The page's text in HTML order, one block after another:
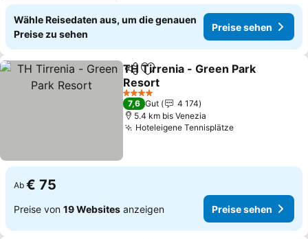
Wähle Reisedaten aus, um die genauen
Preise zu sehen
Preise sehen
TeilenZu Favoriten hinzufügen
TH Tirrenia - Green Park
Resort
Preise sehen
4 Sterne
7,6 Gut
4 174
5.4 km bis Venezia
Hoteleigene TennisplätzePreise sehen
Ab € 75
Preise von 19 Websites anzeigen Preise sehen